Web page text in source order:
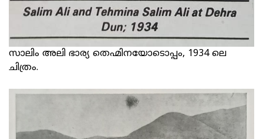
സാലിം അലി ഭാര്യ തെഹ്മിനയോടൊപ്പം, 1934 ലെ
ചിത്രം.